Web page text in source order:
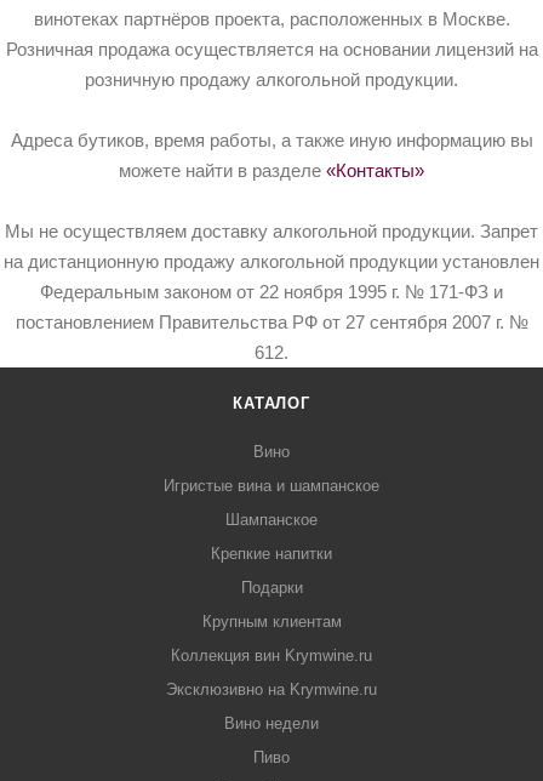
винотеках партнёров проекта, расположенных в Москве.
Розничная продажа осуществляется на основании лицензий на
розничную продажу алкогольной продукции.
Адреса бутиков, время работы, а также иную информацию вы
можете найти в разделе «Контакты»
Мы не осуществляем доставку алкогольной продукции. Запрет
на дистанционную продажу алкогольной продукции установлен
Федеральным законом от 22 ноября 1995 г. № 171-ФЗ и
постановлением Правительства РФ от 27 сентября 2007 г. №
612.
КАТАЛОГ
Вино
Игристые вина и шампанское
Шампанское
Крепкие напитки
Подарки
Крупным клиентам
Коллекция вин Krymwine.ru
Эксклюзивно на Krymwine.ru
Вино недели
Пиво